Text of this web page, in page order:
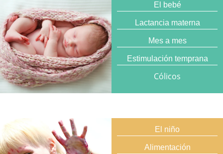
El bebé
Lactancia materna
Mes a mes
Estimulación temprana
Cólicos
El niño
Alimentación